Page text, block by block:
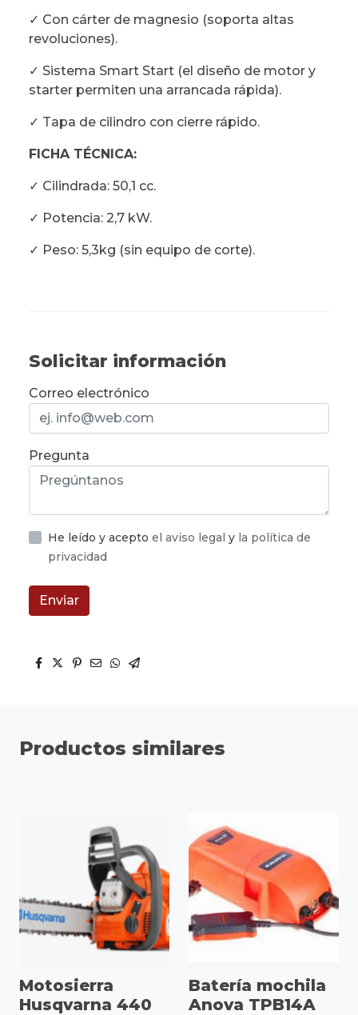
✓ Con cárter de magnesio (soporta altas
revoluciones).
✓ Sistema Smart Start (el diseño de motor y
starter permiten una arrancada rápida).
✓ Tapa de cilindro con cierre rápido.
FICHA TÉCNICA:
✓ Cilindrada: 50,1 cc.
✓ Potencia: 2,7 kW.
✓ Peso: 5,3kg (sin equipo de corte).
Solicitar información
Correo electrónico
Pregunta
He leído y acepto el aviso legal y la política de
privacidad
Enviar
Productos similares
Motosierra
Husqvarna 440
Batería mochila
Anova TPB14A